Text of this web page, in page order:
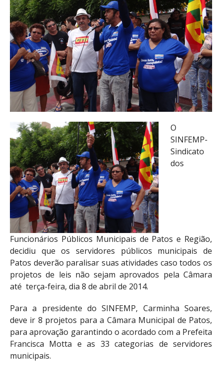
O
SINFEMP-
Sindicato
dos
Funcionários Públicos Municipais de Patos e Região,
decidiu que os servidores públicos municipais de
Patos deverão paralisar suas atividades caso todos os
projetos de leis não sejam aprovados pela Câmara
até terça-feira, dia 8 de abril de 2014.
Para a presidente do SINFEMP, Carminha Soares,
deve ir 8 projetos para a Câmara Municipal de Patos,
para aprovação garantindo o acordado com a Prefeita
Francisca Motta e as 33 categorias de servidores
municipais.